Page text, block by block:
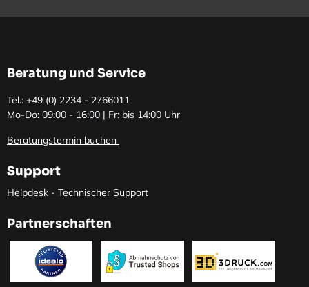
Beratung und Service
Tel.: +49 (0) 2234 - 2766011
Mo-Do: 09:00 - 16:00 | Fr: bis 14:00 Uhr
Beratungstermin buchen
Support
Helpdesk - Technischer Support
Partnerschaften